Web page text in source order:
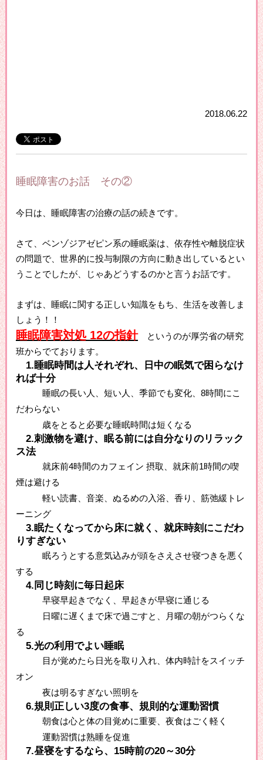
2018.06.22
睡眠障害のお話 その②
今日は、睡眠障害の治療の話の続きです。
さて、ベンゾジアゼピン系の睡眠薬は、依存性や離脱症状
の問題で、世界的に投与制限の方向に動き出しているとい
うことでしたが、じゃあどうするのかと言うお話です。
まずは、睡眠に関する正しい知識をもち、生活を改善しま
しょう！！
睡眠障害対処 12の指針
というのが厚労省の研究
班からでております。
1.睡眠時間は人それぞれ、日中の眠気で困らなけ
れば十分
睡眠の長い人、短い人、季節でも変化、8時間にこ
だわらない
歳をとると必要な睡眠時間は短くなる
2.刺激物を避け、眠る前には自分なりのリラック
ス法
就床前4時間のカフェイン 摂取、就床前1時間の喫
煙は避ける
軽い読書、音楽、ぬるめの入浴、香り、筋弛緩トレ
ーニング
3.眠たくなってから床に就く、就床時刻にこだわ
りすぎない
眠ろうとする意気込みが頭をさえさせ寝つきを悪く
する
4.同じ時刻に毎日起床
早寝早起きでなく、早起きが早寝に通じる
日曜に遅くまで床で過ごすと、月曜の朝がつらくな
る
5.光の利用でよい睡眠
目が覚めたら日光を取り入れ、体内時計をスイッチ
オン
夜は明るすぎない照明を
6.規則正しい3度の食事、規則的な運動習慣
朝食は心と体の目覚めに重要、夜食はごく軽く
運動習慣は熟睡を促進
7.昼寝をするなら、15時前の20～30分